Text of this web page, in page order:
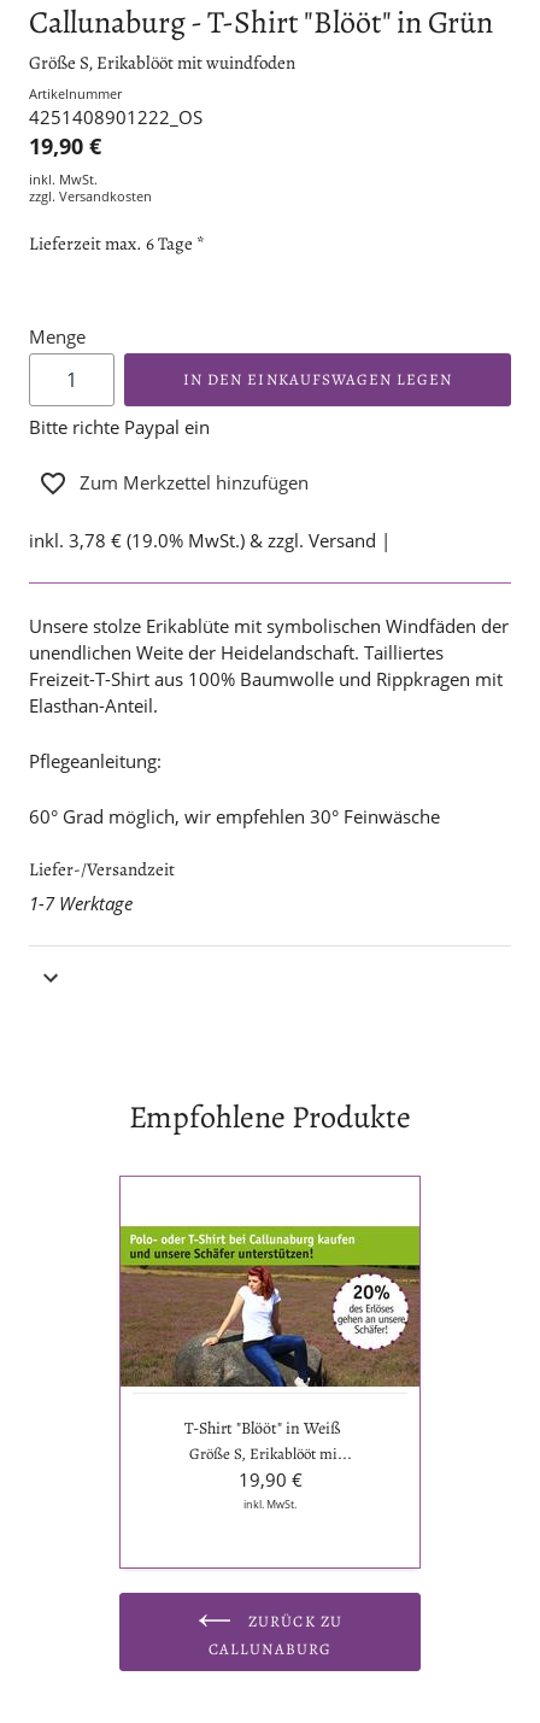
Callunaburg - T-Shirt "Blööt" in Grün
Größe S, Erikablööt mit wuindfoden
Artikelnummer
4251408901222_OS
19,90 €
inkl. MwSt.
zzgl. Versandkosten
Lieferzeit max. 6 Tage *
Menge
IN DEN EINKAUFSWAGEN LEGEN
Bitte richte Paypal ein
Zum Merkzettel hinzufügen
inkl. 3,78 € (19.0% MwSt.) & zzgl. Versand |
Unsere stolze Erikablüte mit symbolischen Windfäden der
unendlichen Weite der Heidelandschaft. Tailliertes
Freizeit-T-Shirt aus 100% Baumwolle und Rippkragen mit
Elasthan-Anteil.
Pflegeanleitung:
60° Grad möglich, wir empfehlen 30° Feinwäsche
Liefer-/Versandzeit
1-7 Werktage
Empfohlene Produkte
Shirt
"Blööt"
in
Weiß
T-Shirt "Blööt" in Weiß
Größe S, Erikablööt mi...
19,90 €
inkl. MwSt.
ZURÜCK ZU
CALLUNABURG